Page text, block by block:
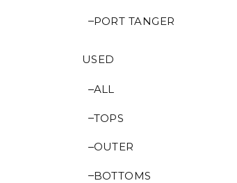
PORT TANGER
USED
ALL
TOPS
OUTER
BOTTOMS